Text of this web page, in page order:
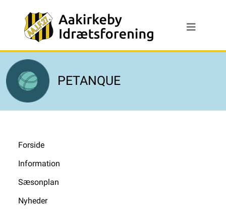
PETANQUE
Forside
Information
Sæsonplan
Nyheder